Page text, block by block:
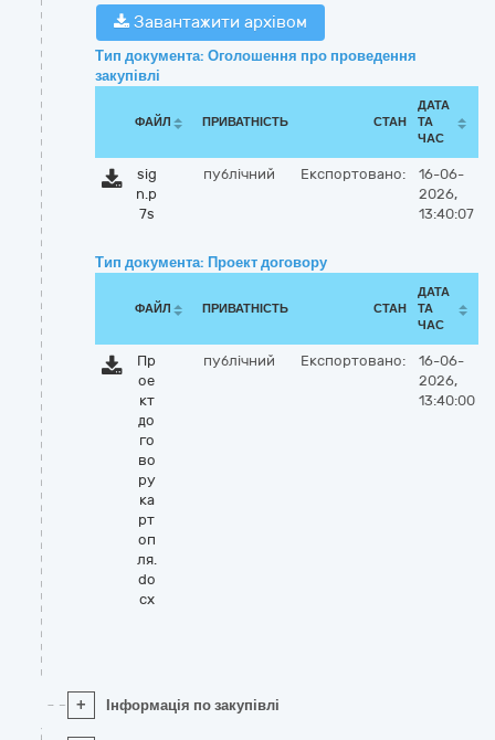
Завантажити архівом
Тип документа: Оголошення про проведення
закупівлі
ФАЙЛ ПРИВАТНІСТЬ СТАН
ДАТА
ТА
ЧАС
sig
n.p
7s
публічний Експортовано:
16-06-
2026,
13:40:07
Тип документа: Проект договору
ФАЙЛ ПРИВАТНІСТЬ СТАН
ДАТА
ТА
ЧАС
Пр
ое
кт
до
го
во
ру
ка
рт
оп
ля.
do
cx
публічний Експортовано:
16-06-
2026,
13:40:00
+ Інформація по закупівлі